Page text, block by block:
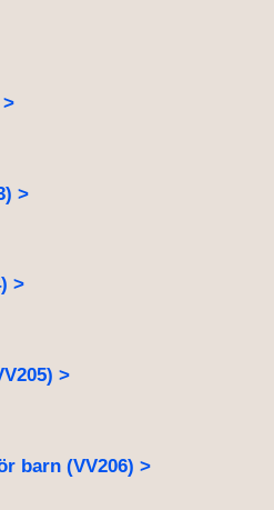
>
>
>
barn (VV206) >